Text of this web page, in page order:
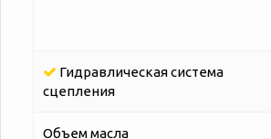
Гидравлическая система
сцепления
Объем масла